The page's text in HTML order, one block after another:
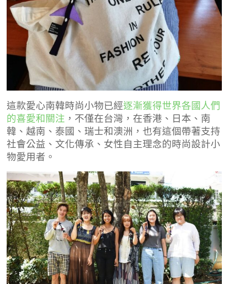
這款愛心南韓時尚小物已經逐漸獲得世界各國人們
的喜愛和關注 ，不僅在台灣，在香港、日本、南
韓、越南、泰國、瑞士和澳洲，也有這個帶著支持
社會公益、文化傳承、女性自主理念的時尚設計小
物愛用者。